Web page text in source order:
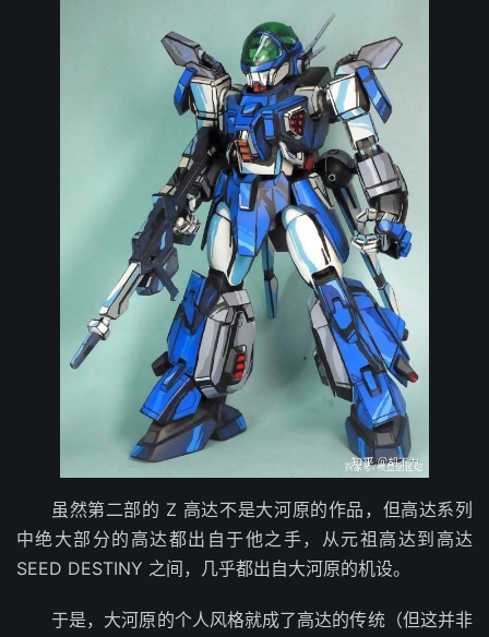
虽然第二部的 Z 高达不是大河原的作品，但高达系列
中绝大部分的高达都出自于他之手，从元祖高达到高达
SEED DESTINY 之间，几乎都出自大河原的机设。
于是，大河原的个人风格就成了高达的传统（但这并非